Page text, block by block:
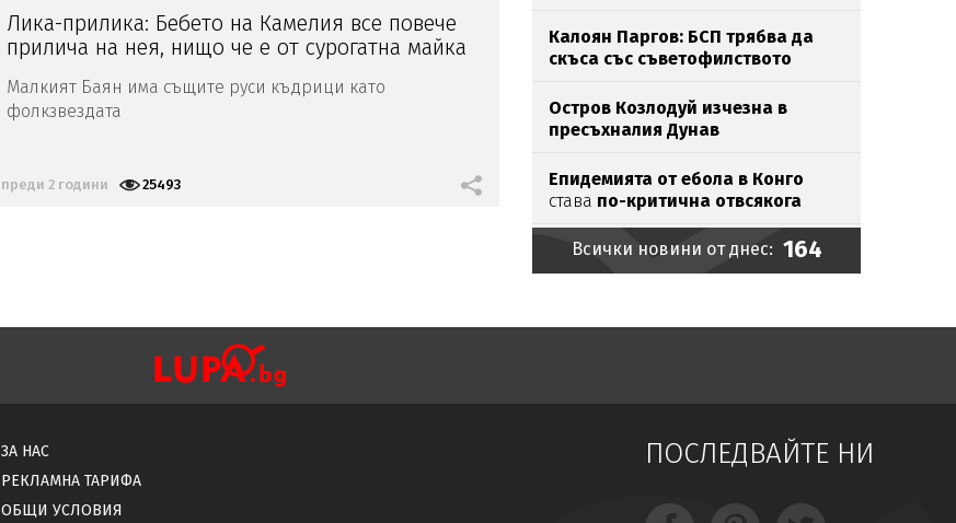
Лика-прилика: Бебето на Камелия все повече
прилича на нея, нищо че е от сурогатна майка
Малкият Баян има същите руси къдрици като
фолкзвездата
преди 2 години 25493
Калоян Паргов: БСП трябва да
скъса със съветофилството
Остров Козлодуй изчезна в
пресъхналия Дунав
Епидемията от ебола в Конго
става по-критична отвсякога
От утре морето става най-опасно
Хванаха мастит наркобарон у
Всички новини от днес: 164
ЗА НАС
РЕКЛАМНА ТАРИФА
ОБЩИ УСЛОВИЯ
ПОСЛЕДВАЙТЕ НИ